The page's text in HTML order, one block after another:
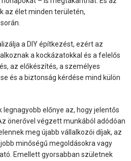
az élet minden területén,
a DIY építkezést, ezért az
a kockázatokkal és a felelős
az előkészítés, a személyes
és a biztonság kérdése mind külön
előnye az, hogy jelentős
önerővel végzett munkából adódóan
meg újabb vállalkozói díjak, az
minőségű megoldásokra vagy
Emellett gyorsabban születnek